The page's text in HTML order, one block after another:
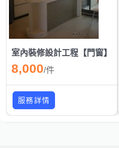
室內裝修設計工程【門窗】
8,000/件
服務詳情